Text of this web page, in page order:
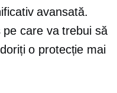
avansată.
care va trebui să
o protecție mai